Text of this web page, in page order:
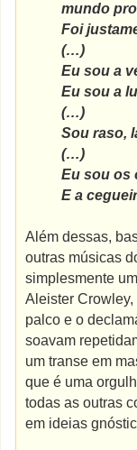
mundo
Foi
(…)
Eu sou a
Eu sou a
(…)
Sou raso,
(…)
Eu sou os
E a
Além dessas,
outras músicas
simplesmente
Aleister
palco e o
soavam
um transe em
que é uma
todas as outras
em ideias